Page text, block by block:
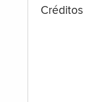
Créditos